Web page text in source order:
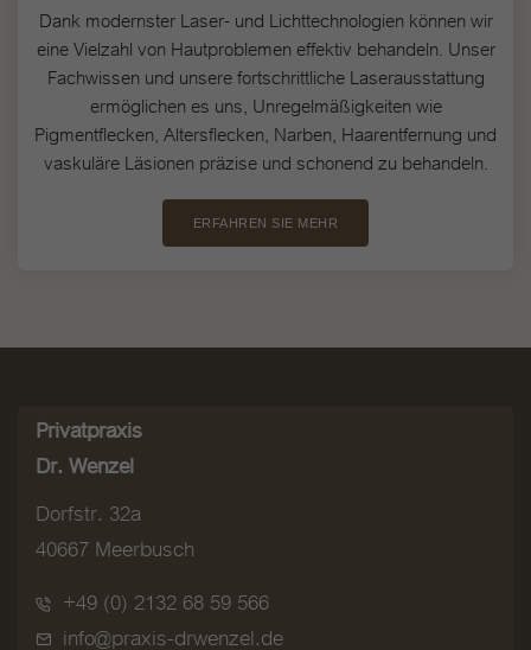
Dank modernster Laser- und Lichttechnologien können wir
eine Vielzahl von Hautproblemen effektiv behandeln. Unser
Fachwissen und unsere fortschrittliche Laserausstattung
ermöglichen es uns, Unregelmäßigkeiten wie
Pigmentflecken, Altersflecken, Narben, Haarentfernung und
vaskuläre Läsionen präzise und schonend zu behandeln.
ERFAHREN SIE MEHR
Privatpraxis
Dr. Wenzel
Dorfstr. 32a
40667 Meerbusch
+49 (0) 2132 68 59 566
info@praxis-drwenzel.de